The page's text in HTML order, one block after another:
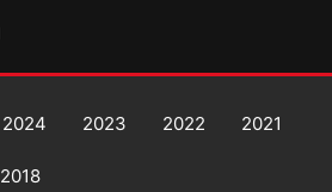
2024 2023 2022 2021
2018